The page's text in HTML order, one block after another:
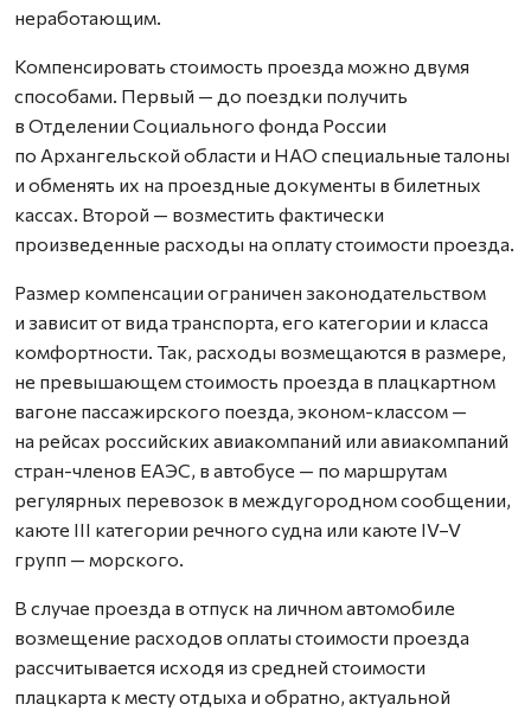
неработающим.
Компенсировать стоимость проезда можно двумя
способами. Первый — до поездки получить
в Отделении Социального фонда России
по Архангельской области и НАО специальные талоны
и обменять их на проездные документы в билетных
кассах. Второй — возместить фактически
произведенные расходы на оплату стоимости проезда.
Размер компенсации ограничен законодательством
и зависит от вида транспорта, его категории и класса
комфортности. Так, расходы возмещаются в размере,
не превышающем стоимость проезда в плацкартном
вагоне пассажирского поезда, эконом-классом —
на рейсах российских авиакомпаний или авиакомпаний
стран-членов ЕАЭС, в автобусе — по маршрутам
регулярных перевозок в междугородном сообщении,
каюте III категории речного судна или каюте IV–V
групп — морского.
В случае проезда в отпуск на личном автомобиле
возмещение расходов оплаты стоимости проезда
рассчитывается исходя из средней стоимости
плацкарта к месту отдыха и обратно, актуальной